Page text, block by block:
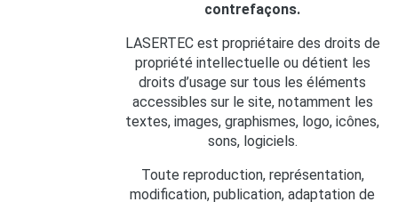
contrefaçons.
LASERTEC est propriétaire des droits de
propriété intellectuelle ou détient les
droits d’usage sur tous les éléments
accessibles sur le site, notamment les
textes, images, graphismes, logo, icônes,
sons, logiciels.
Toute reproduction, représentation,
modification, publication, adaptation de